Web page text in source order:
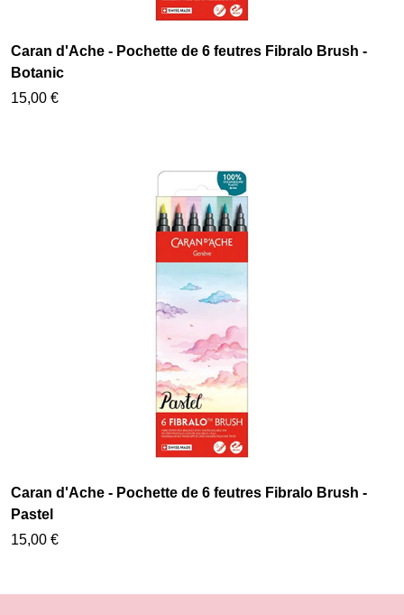
Caran d'Ache - Pochette de 6 feutres Fibralo Brush -
Botanic
15,00 €
Caran d'Ache - Pochette de 6 feutres Fibralo Brush -
Pastel
15,00 €